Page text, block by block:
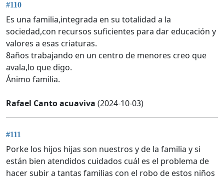
#110
Es una familia,integrada en su totalidad a la
sociedad,con recursos suficientes para dar educación y
valores a esas criaturas.
8años trabajando en un centro de menores creo que
avala,lo que digo.
Ánimo familia.
Rafael Canto acuaviva (2024-10-03)
#111
Porke los hijos hijas son nuestros y de la familia y si
están bien atendidos cuidados cuál es el problema de
hacer subir a tantas familias con el robo de estos niños